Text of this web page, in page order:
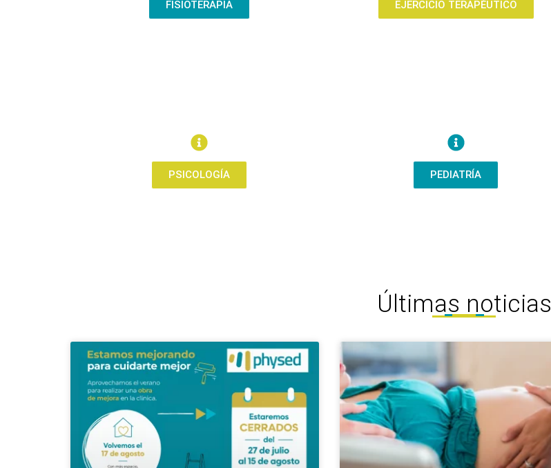
FISIOTERAPIA EJERCICIO TERAPÉUTICO
PSICOLOGÍA PEDIATRÍA
Últimas noticias